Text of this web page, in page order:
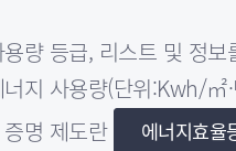
량 등급, 리스트 및 정
지 사용량(단위:Kwh/㎡
명 제도란
에너지효율